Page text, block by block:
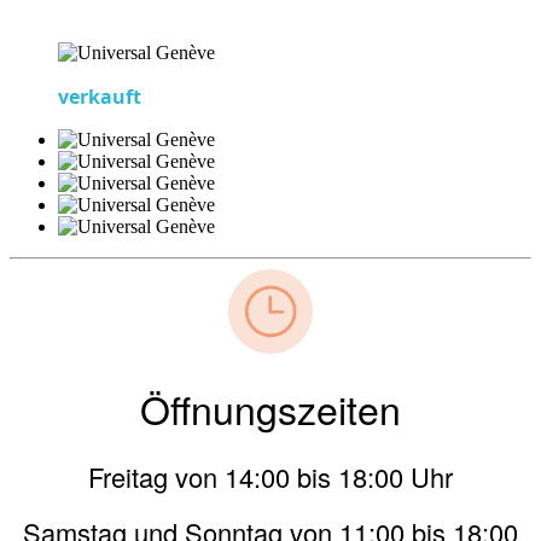
verkauft
Öffnungszeiten
Freitag von 14:00 bis 18:00 Uhr
Samstag und Sonntag von 11:00 bis 18:00